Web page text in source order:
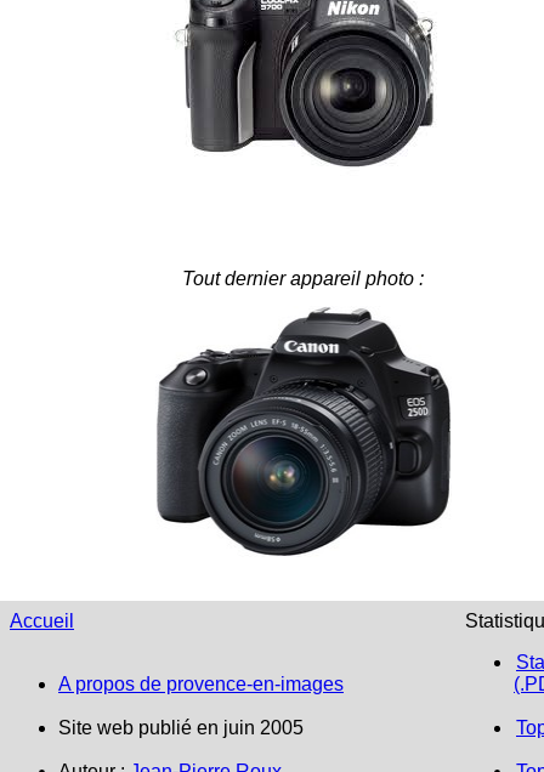
Tout dernier appareil photo :
Accueil
A propos de provence-en-images
Site web publié en juin 2005